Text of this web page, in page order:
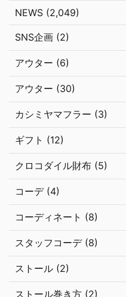
NEWS (2,049)
SNS企画 (2)
アウター (6)
アウター (30)
カシミヤマフラー (3)
ギフト (12)
クロコダイル財布 (5)
コーデ (4)
コーディネート (8)
スタッフコーデ (8)
ストール (2)
ストール巻き方 (2)